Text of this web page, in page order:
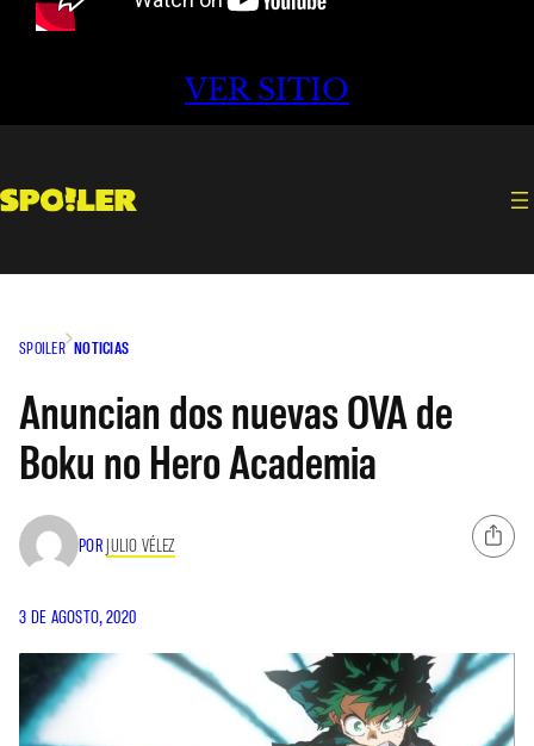
VER SITIO
SPOILER NOTICIAS
Anuncian dos nuevas OVA de
Boku no Hero Academia
POR JULIO VÉLEZ
3 DE AGOSTO, 2020